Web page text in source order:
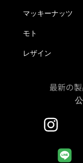
マッキーナッツ
モト
レザイン
最新の